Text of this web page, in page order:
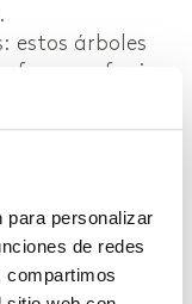
para personalizar
de redes
compartimos
estos árboles
refugio
que los
fomentan el
área de la
resiste las
nos centramos
nuestro